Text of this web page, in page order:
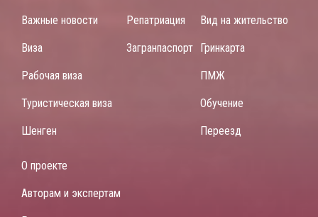
Важные новости
Виза
Рабочая виза
Туристическая виза
Шенген
Репатриация
Загранпаспорт
Вид на жительство
Гринкарта
ПМЖ
Обучение
Переезд
О проекте
Авторам и экспертам